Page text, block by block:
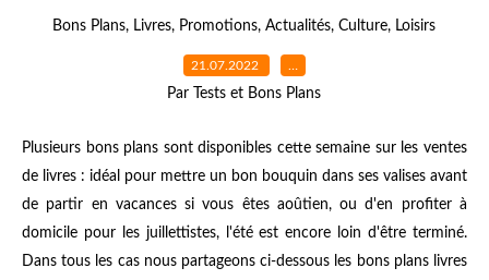
Bons Plans, Livres, Promotions,Actualités,Culture, Loisirs
21.07.2022 …
Par Tests et Bons Plans
Plusieurs bons plans sont disponibles cette semaine sur les ventes
de livres : idéal pour mettre un bon bouquin dans ses valises avant
de partir en vacances si vous êtes aoûtien, ou d'en profiter à
domicile pour les juillettistes, l'été est encore loin d'être terminé.
Dans tous les cas nous partageons ci-dessous les bons plans livres